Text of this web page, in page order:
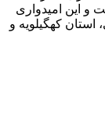
و این امیدواری
کهگیلویه و